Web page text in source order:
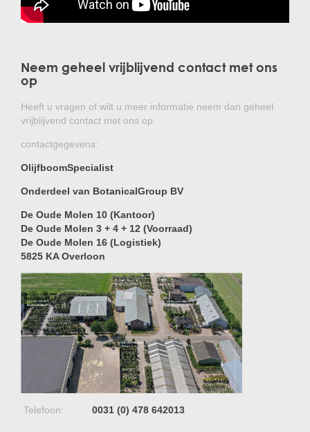
Neem geheel vrijblijvend contact met ons
op
Heeft u vragen of wilt u meer informatie neem dan geheel
vrijblijvend contact met ons op.
contactgegevens:
OlijfboomSpecialist
Onderdeel van BotanicalGroup BV
De Oude Molen 10 (Kantoor)
De Oude Molen 3 + 4 + 12 (Voorraad)
De Oude Molen 16 (Logistiek)
5825 KA Overloon
Telefoon: 0031 (0) 478 642013